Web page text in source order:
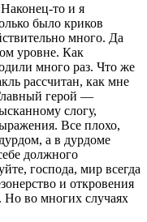
то и я
было криков
много. Да
уровне. Как
много раз. Что же
рассчитан, как мне
герой —
слогу,
Все плохо,
а в дурдоме
должного
господа, мир всегда
и откровения
Но во многих случаях